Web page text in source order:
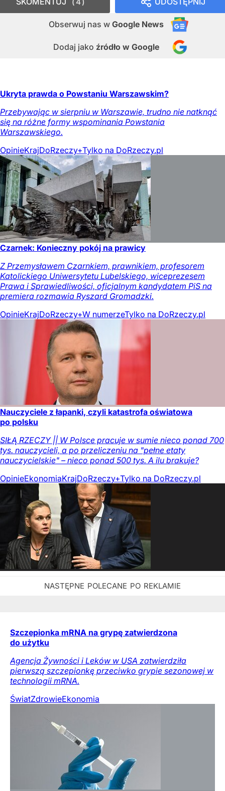
Obserwuj nas w Google News
Dodaj jako źródło w Google
4
Ukryta prawda o Powstaniu Warszawskim?
Przebywając w sierpniu w Warszawie, trudno nie natknąć
się na różne formy wspominania Powstania
Warszawskiego.
OpinieKrajDoRzeczy+Tylko na DoRzeczy.pl
Czarnek: Konieczny pokój na prawicy
Z Przemysławem Czarnkiem, prawnikiem, profesorem
Katolickiego Uniwersytetu Lubelskiego, wiceprezesem
Prawa i Sprawiedliwości, oficjalnym kandydatem PiS na
premiera rozmawia Ryszard Gromadzki.
OpinieKrajDoRzeczy+W numerzeTylko na DoRzeczy.pl
Nauczyciele z łapanki, czyli katastrofa oświatowa
po polsku
SIŁĄ RZECZY || W Polsce pracuje w sumie nieco ponad 700
tys. nauczycieli, a po przeliczeniu na "pełne etaty
nauczycielskie" – nieco ponad 500 tys. A ilu brakuje?
OpinieEkonomiaKrajDoRzeczy+Tylko na DoRzeczy.pl
Szczepionka mRNA na grypę zatwierdzona
do użytku
Agencja Żywności i Leków w USA zatwierdziła
pierwszą szczepionkę przeciwko grypie sezonowej w
technologii mRNA.
ŚwiatZdrowieEkonomia